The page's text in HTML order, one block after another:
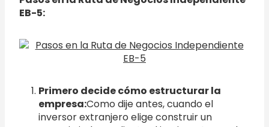
EB-5:
Primero decide cómo estructurar la
empresa:Como dije antes, cuando el
inversor extranjero elige construir un